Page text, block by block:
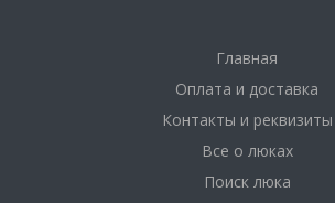
Главная
Оплата и доставка
Контакты и реквизиты
Все о люках
Поиск люка